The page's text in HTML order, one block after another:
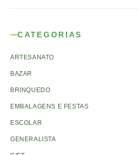
CATEGORIAS
ARTESANATO
BAZAR
BRINQUEDO
EMBALAGENS E FESTAS
ESCOLAR
GENERALISTA